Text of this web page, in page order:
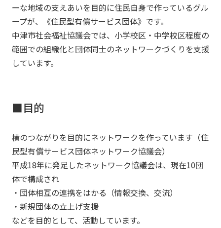
ーな地域の支えあいを目的に住民自身で作っているグル
ープが、《住民型有償サービス団体》です。
中津市社会福祉協議会では、小学校区・中学校区程度の
範囲での組織化と団体同士のネットワークづくりを支援
しています。
■目的
横のつながりを目的にネットワークを作っています（住
民型有償サービス団体ネットワーク協議会）
平成18年に発足したネットワーク協議会は、現在10団
体で構成され
・団体相互の連携をはかる（情報交換、交流）
・新規団体の立上げ支援
などを目的として、活動しています。